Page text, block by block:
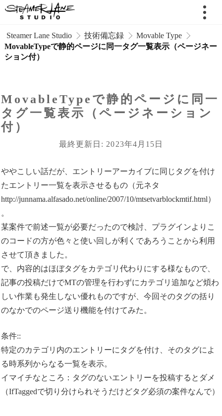
Steamer Lane Studio 技術備忘録
Movable Type
MovableTypeで静的ページに同一タグ一覧表示（ページネー
ション付）
MovableTypeで静的ページに同一
タグ一覧表示（ページネーション
付）
最終更新日: 2023年4月15日
ややこしい話だが、エントリーアーカイブに同じタグを付け
たエントリー一覧を表示させるもの（元ネタ
http://junnama.alfasado.net/online/2007/10/mtsetvarblockmtif.html）
。
某案件で前述一覧が必要だったので検討、プラグインよりこ
のコードの方が色々と使い回しが利くであろうことから利用
させて頂きました。
で、内容的はほぼタグをカテゴリ代わりにする様なもので、
記事の投稿だけでMTの管理を行わずにカテゴリ追加など煩わ
しい作業も発生しない優れものですが、今回そのタグの括り
のなかでのページ送り機能を付けてみた。
条件::
特定のカテゴリ内のエントリーにタグを付け、そのタグによ
る時系列からなる一覧を表示。
イマイチなところ：タグのないエントリーを投稿するとダメ
（IfTaggedで切り分けられそうだけどタグ必須の案件なんで）